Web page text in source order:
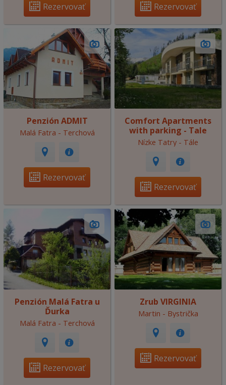
Rezervovať Rezervovať
Penzión ADMIT
Malá Fatra - Terchová
Rezervovať
Comfort Apartments
with parking - Tale
Nízke Tatry - Tále
Rezervovať
Penzión Malá Fatra u
Ďurka
Malá Fatra - Terchová
Rezervovať
Zrub VIRGINIA
Martin - Bystrička
Rezervovať